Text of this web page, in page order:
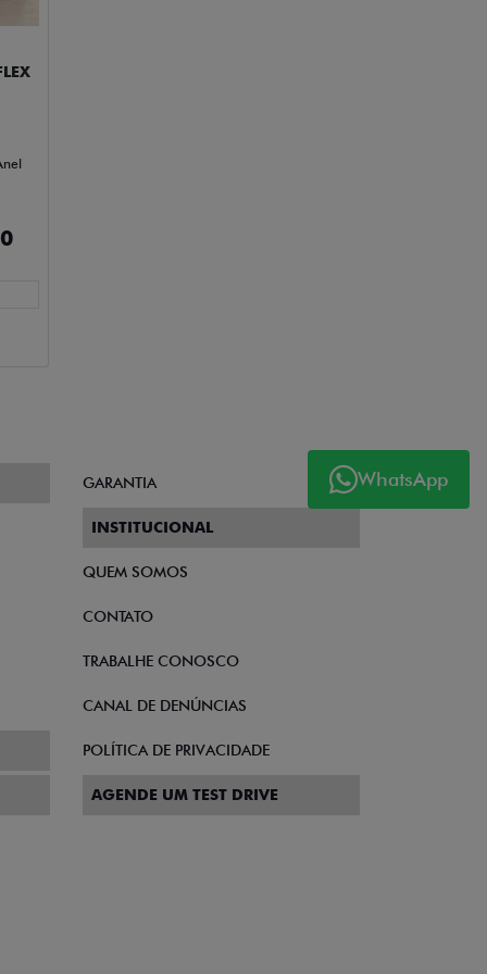
WhatsApp
GARANTIA
INSTITUCIONAL
QUEM SOMOS
CONTATO
TRABALHE CONOSCO
CANAL DE DENÚNCIAS
POLÍTICA DE PRIVACIDADE
AGENDE UM TEST DRIVE